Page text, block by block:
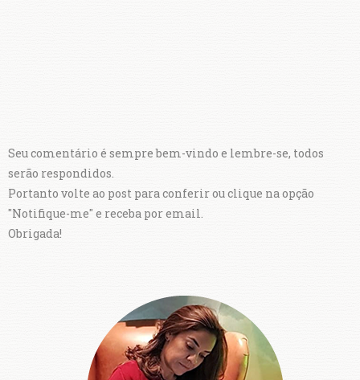
Seu comentário é sempre bem-vindo e lembre-se, todos
serão respondidos.
Portanto volte ao post para conferir ou clique na opção
"Notifique-me" e receba por email.
Obrigada!